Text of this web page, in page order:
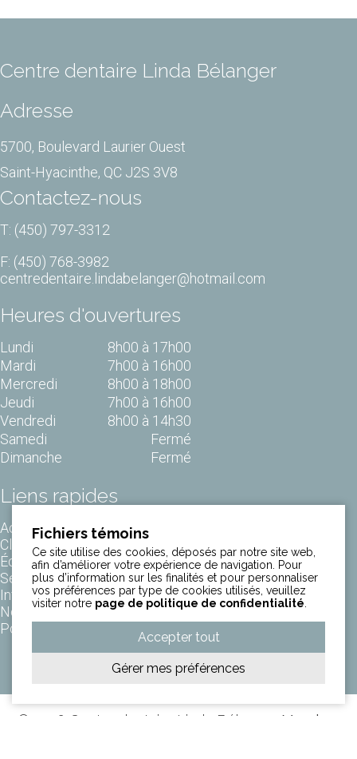
Centre dentaire Linda Bélanger
Adresse
5700, Boulevard Laurier Ouest
Saint-Hyacinthe, QC J2S 3V8
Contactez-nous
T: (450) 797-3312
F: (450) 768-3982
centredentaire.lindabelanger@hotmail.com
Heures d'ouvertures
Lundi
8h00 à 17h00
Mardi
7h00 à 16h00
Mercredi
8h00 à 18h00
Jeudi
7h00 à 16h00
Vendredi
8h00 à 14h30
Samedi
Fermé
Dimanche
Fermé
Liens rapides
Accueil
Clinique
Équipe
Services
Informations
Nous joindre
Politique de confidentialité
© 2026 Centre dentaire Linda Bélanger.
Membre
Fichiers témoins
Ce site utilise des cookies, déposés par notre site web,
afin d’améliorer votre expérience de navigation. Pour
plus d’information sur les finalités et pour personnaliser
vos préférences par type de cookies utilisés, veuillez
visiter notre page de politique de confidentialité
Accepter tout
Gérer mes préférences